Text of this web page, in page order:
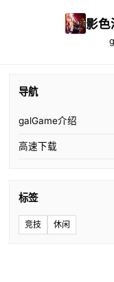
影
导航
galGame介绍
高速下载
标签
竞技 休闲